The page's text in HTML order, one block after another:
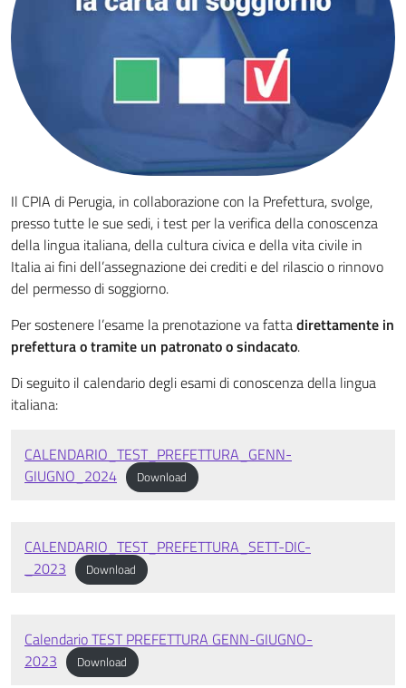
Il CPIA di Perugia, in collaborazione con la Prefettura, svolge,
presso tutte le sue sedi, i test per la verifica della conoscenza
della lingua italiana, della cultura civica e della vita civile in
Italia ai fini dell’assegnazione dei crediti e del rilascio o rinnovo
del permesso di soggiorno.
Per sostenere l’esame la prenotazione va fattadirettamente in
prefettura o tramite un patronato o sindacato.
Di seguito il calendario degli esami di conoscenza della lingua
italiana:
CALENDARIO_TEST_PREFETTURA_GENN-
GIUGNO_2024
Download
CALENDARIO_TEST_PREFETTURA_SETT-DIC-
_2023
Download
Calendario TEST PREFETTURA GENN-GIUGNO-
2023
Download